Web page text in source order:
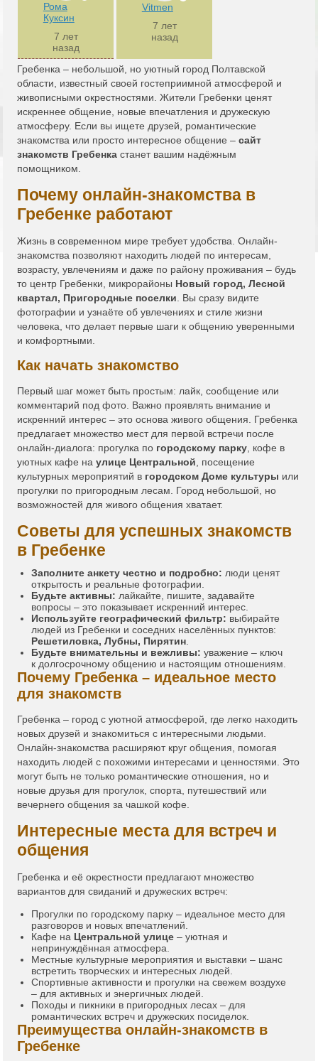
Рома
Куксин
7 лет
назад
Vitmen
7 лет
назад
Гребенка – небольшой, но уютный город Полтавской
области, известный своей гостеприимной атмосферой и
живописными окрестностями. Жители Гребенки ценят
искреннее общение, новые впечатления и дружескую
атмосферу. Если вы ищете друзей, романтические
знакомства или просто интересное общение –сайт
знакомств Гребенка станет вашим надёжным
помощником.
Почему онлайн-знакомства в
Гребенке работают
Жизнь в современном мире требует удобства. Онлайн-
знакомства позволяют находить людей по интересам,
возрасту, увлечениям и даже по району проживания – будь
то центр Гребенки, микрорайоны Новый город, Лесной
квартал, Пригородные поселки . Вы сразу видите
фотографии и узнаёте об увлечениях и стиле жизни
человека, что делает первые шаги к общению уверенными
и комфортными.
Как начать знакомство
Первый шаг может быть простым: лайк, сообщение или
комментарий под фото. Важно проявлять внимание и
искренний интерес – это основа живого общения. Гребенка
предлагает множество мест для первой встречи после
онлайн-диалога: прогулка по городскому парку , кофе в
уютных кафе наулице Центральной , посещение
культурных мероприятий в городском Доме культуры или
прогулки по пригородным лесам. Город небольшой, но
возможностей для живого общения хватает.
Советы для успешных знакомств
в Гребенке
Заполните анкету честно и подробно: люди ценят
открытость и реальные фотографии.
Будьте активны: лайкайте, пишите, задавайте
вопросы – это показывает искренний интерес.
Используйте географический фильтр: выбирайте
людей из Гребенки и соседних населённых пунктов:
Решетиловка, Лубны, Пирятин
Будьте внимательны и вежливы: уважение – ключ
к долгосрочному общению и настоящим отношениям.
Почему Гребенка – идеальное место
для знакомств
Гребенка – город с уютной атмосферой, где легко находить
новых друзей и знакомиться с интересными людьми.
Онлайн-знакомства расширяют круг общения, помогая
находить людей с похожими интересами и ценностями. Это
могут быть не только романтические отношения, но и
новые друзья для прогулок, спорта, путешествий или
вечернего общения за чашкой кофе.
Интересные места для встреч и
общения
Гребенка и её окрестности предлагают множество
вариантов для свиданий и дружеских встреч:
Прогулки по городскому парку – идеальное место для
разговоров и новых впечатлений.
Кафе на Центральной улице – уютная и
непринуждённая атмосфера.
Местные культурные мероприятия и выставки – шанс
встретить творческих и интересных людей.
Спортивные активности и прогулки на свежем воздухе
– для активных и энергичных людей.
Походы и пикники в пригородных лесах – для
романтических встреч и дружеских посиделок.
Преимущества онлайн-знакомств в
Гребенке